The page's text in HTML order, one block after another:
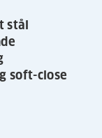
stål
soft-close